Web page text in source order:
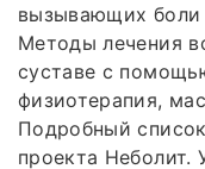
вызывающих боли
Методы лечения
суставе с
физиотерапия,
Подробный
проекта Неболит.